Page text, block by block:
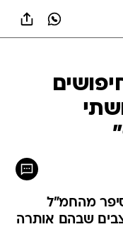
סיפר מהחמ"ל
שבהם אותרה